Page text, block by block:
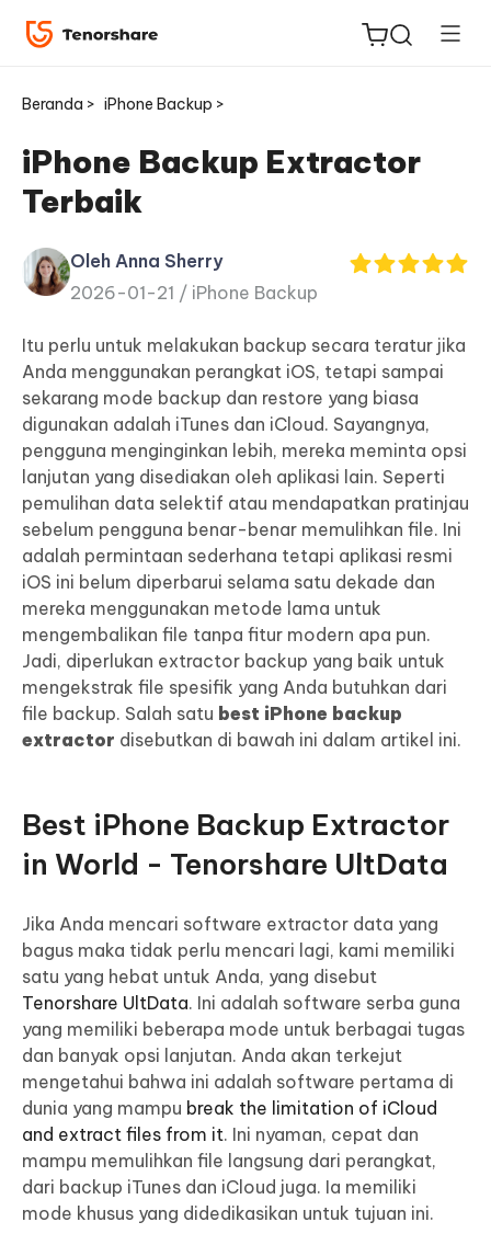
untuk
iOS
Tenorshare
PDNob
Baru
iAnyGo
Beranda > iPhone Backup >
iPhone Backup Extractor
Terbaik
Oleh Anna Sherry
2026-01-21 / iPhone Backup
Itu perlu untuk melakukan backup secara teratur jika
Anda menggunakan perangkat iOS, tetapi sampai
sekarang mode backup dan restore yang biasa
digunakan adalah iTunes dan iCloud. Sayangnya,
pengguna menginginkan lebih, mereka meminta opsi
lanjutan yang disediakan oleh aplikasi lain. Seperti
pemulihan data selektif atau mendapatkan pratinjau
sebelum pengguna benar-benar memulihkan file. Ini
adalah permintaan sederhana tetapi aplikasi resmi
iOS ini belum diperbarui selama satu dekade dan
mereka menggunakan metode lama untuk
mengembalikan file tanpa fitur modern apa pun.
Jadi, diperlukan extractor backup yang baik untuk
mengekstrak file spesifik yang Anda butuhkan dari
file backup. Salah satu best iPhone backup
extractor disebutkan di bawah ini dalam artikel ini.
Best iPhone Backup Extractor
in World - Tenorshare UltData
Jika Anda mencari software extractor data yang
bagus maka tidak perlu mencari lagi, kami memiliki
satu yang hebat untuk Anda, yang disebut
Tenorshare UltData. Ini adalah software serba guna
yang memiliki beberapa mode untuk berbagai tugas
dan banyak opsi lanjutan. Anda akan terkejut
mengetahui bahwa ini adalah software pertama di
dunia yang mampu break the limitation of iCloud
and extract files from it. Ini nyaman, cepat dan
mampu memulihkan file langsung dari perangkat,
dari backup iTunes dan iCloud juga. Ia memiliki
mode khusus yang didedikasikan untuk tujuan ini.